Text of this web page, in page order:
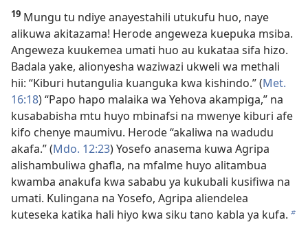
19 Mungu tu ndiye anayestahili utukufu huo, naye
alikuwa akitazama! Herode angeweza kuepuka msiba.
Angeweza kuukemea umati huo au kukataa sifa hizo.
Badala yake, alionyesha waziwazi ukweli wa methali
hii: “Kiburi hutangulia kuanguka kwa kishindo.” (Met.
16:18) “Papo hapo malaika wa Yehova akampiga,” na
kusababisha mtu huyo mbinafsi na mwenye kiburi afe
kifo chenye maumivu. Herode “akaliwa na wadudu
akafa.” (Mdo. 12:23) Yosefo anasema kuwa Agripa
alishambuliwa ghafla, na mfalme huyo alitambua
kwamba anakufa kwa sababu ya kukubali kusifiwa na
umati. Kulingana na Yosefo, Agripa aliendelea
kuteseka katika hali hiyo kwa siku tano kabla ya kufa. b